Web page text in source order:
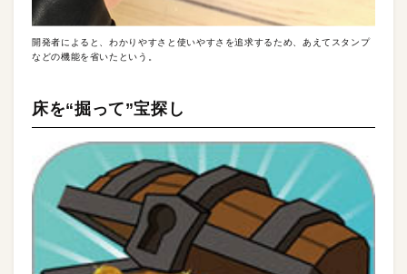
開発者によると、わかりやすさと使いやすさを追求するため、あえてスタンプ
などの機能を省いたという。
床を“掘って”宝探し